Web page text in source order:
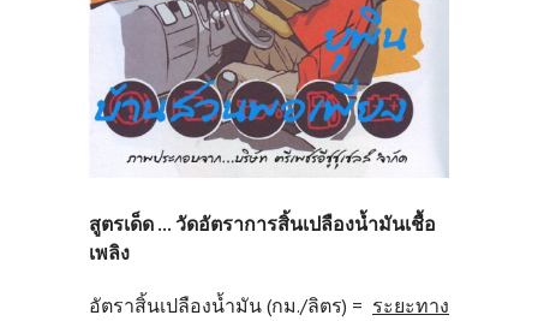
สูตรเด็ด ... วัดอัตราการสิ้นเปลืองน้ำมันเชื้อ
เพลิง
อัตราสิ้นเปลืองน้ำมัน (กม./ลิตร) = ระยะทาง